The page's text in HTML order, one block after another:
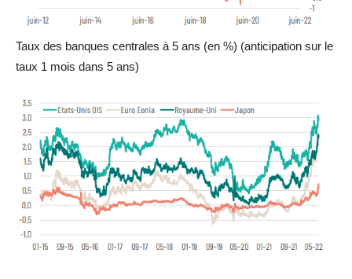
Taux des banques centrales à 5 ans (en %) (anticipation sur le
taux 1 mois dans 5 ans)